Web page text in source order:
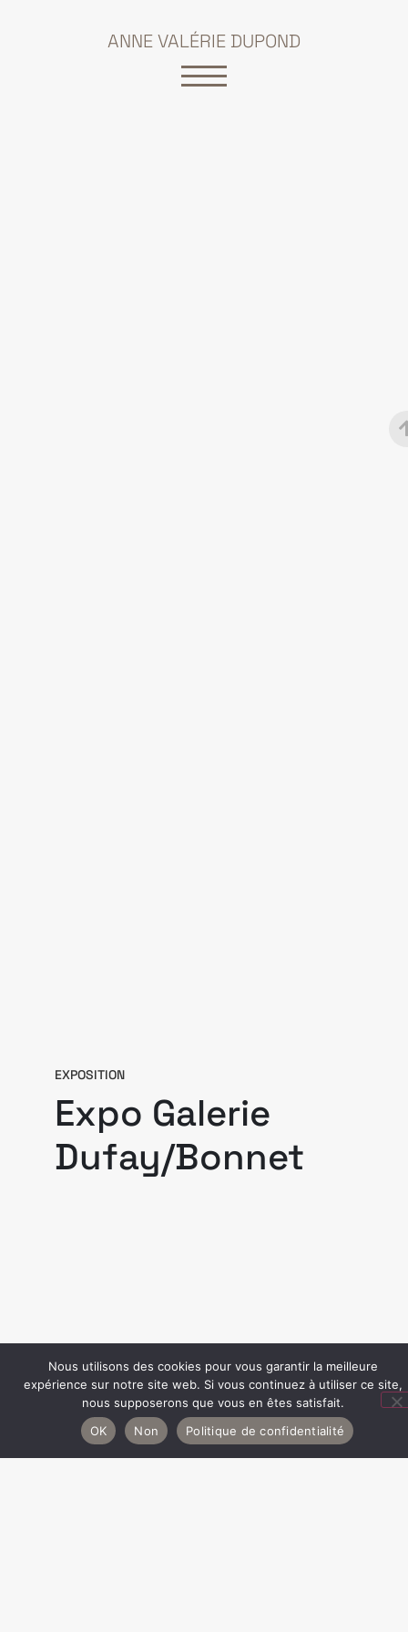
ANNE VALÉRIE DUPOND
EXPOSITION
Expo Galerie
Dufay/Bonnet
Nous utilisons des cookies pour vous garantir la meilleure
expérience sur notre site web. Si vous continuez à utiliser ce site,
nous supposerons que vous en êtes satisfait.
OK
Non Politique de confidentialité